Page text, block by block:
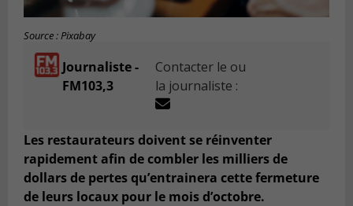
Source : Pixabay
Journaliste -
FM103,3
Contacter le ou
la journaliste :
Les restaurateurs doivent se réinventer
rapidement afin de combler les milliers de
dollars de pertes qu’entrainera cette fermeture
de leurs locaux pour le mois d’octobre.